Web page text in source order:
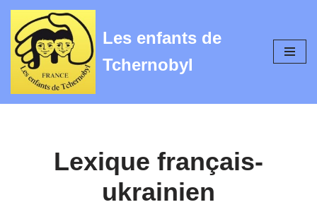
Aller
au
contenu
Les enfants de
Tchernobyl
Lexique français-
ukrainien